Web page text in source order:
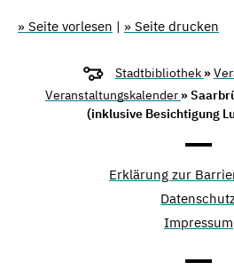
» Seite vorlesen | » Seite drucken
Stadtbibliothek »
Veranstaltungskalender »
(inklusive Besichtigung
Erklärung zur
Impressum